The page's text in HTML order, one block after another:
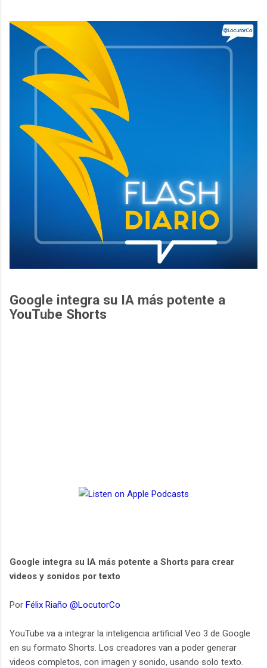
Google integra su IA más potente a
YouTube Shorts
Google integra su IA más potente a Shorts para crear
videos y sonidos por texto
Por Félix Riaño @LocutorCo
YouTube va a integrar la inteligencia artificial Veo 3 de Google
en su formato Shorts. Los creadores van a poder generar
videos completos, con imagen y sonido, usando solo texto.